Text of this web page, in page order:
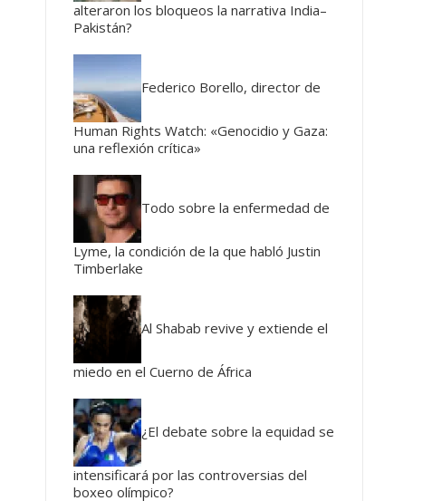
alteraron los bloqueos la narrativa India–
Pakistán?
Federico Borello, director de
Human Rights Watch: «Genocidio y Gaza:
una reflexión crítica»
Todo sobre la enfermedad de
Lyme, la condición de la que habló Justin
Timberlake
Al Shabab revive y extiende el
miedo en el Cuerno de África
¿El debate sobre la equidad se
intensificará por las controversias del
boxeo olímpico?